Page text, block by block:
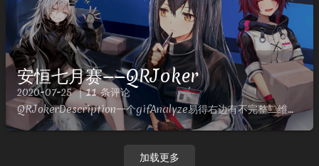
安恒七月赛——QRJoker
2020-07-25 ｜11 条评论
QRJokerDescription一个gifAnalyze易得右边有不完整二维码，先分解，之前比赛手撸出来的，赛后写个脚本来一把梭一波Solve根据二维码的原理https://merricx....
加载更多